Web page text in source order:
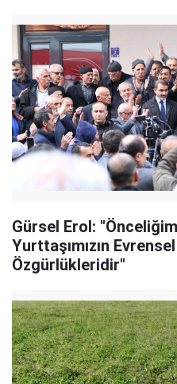
Gürsel Erol:
Yurttaşımızın
Özgürlükleridir"